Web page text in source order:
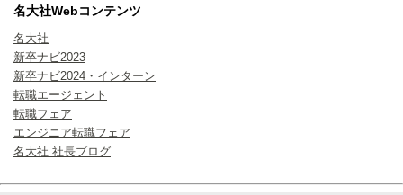
名大社Webコンテンツ
名大社
新卒ナビ2023
新卒ナビ2024・インターン
転職エージェント
転職フェア
エンジニア転職フェア
名大社 社長ブログ